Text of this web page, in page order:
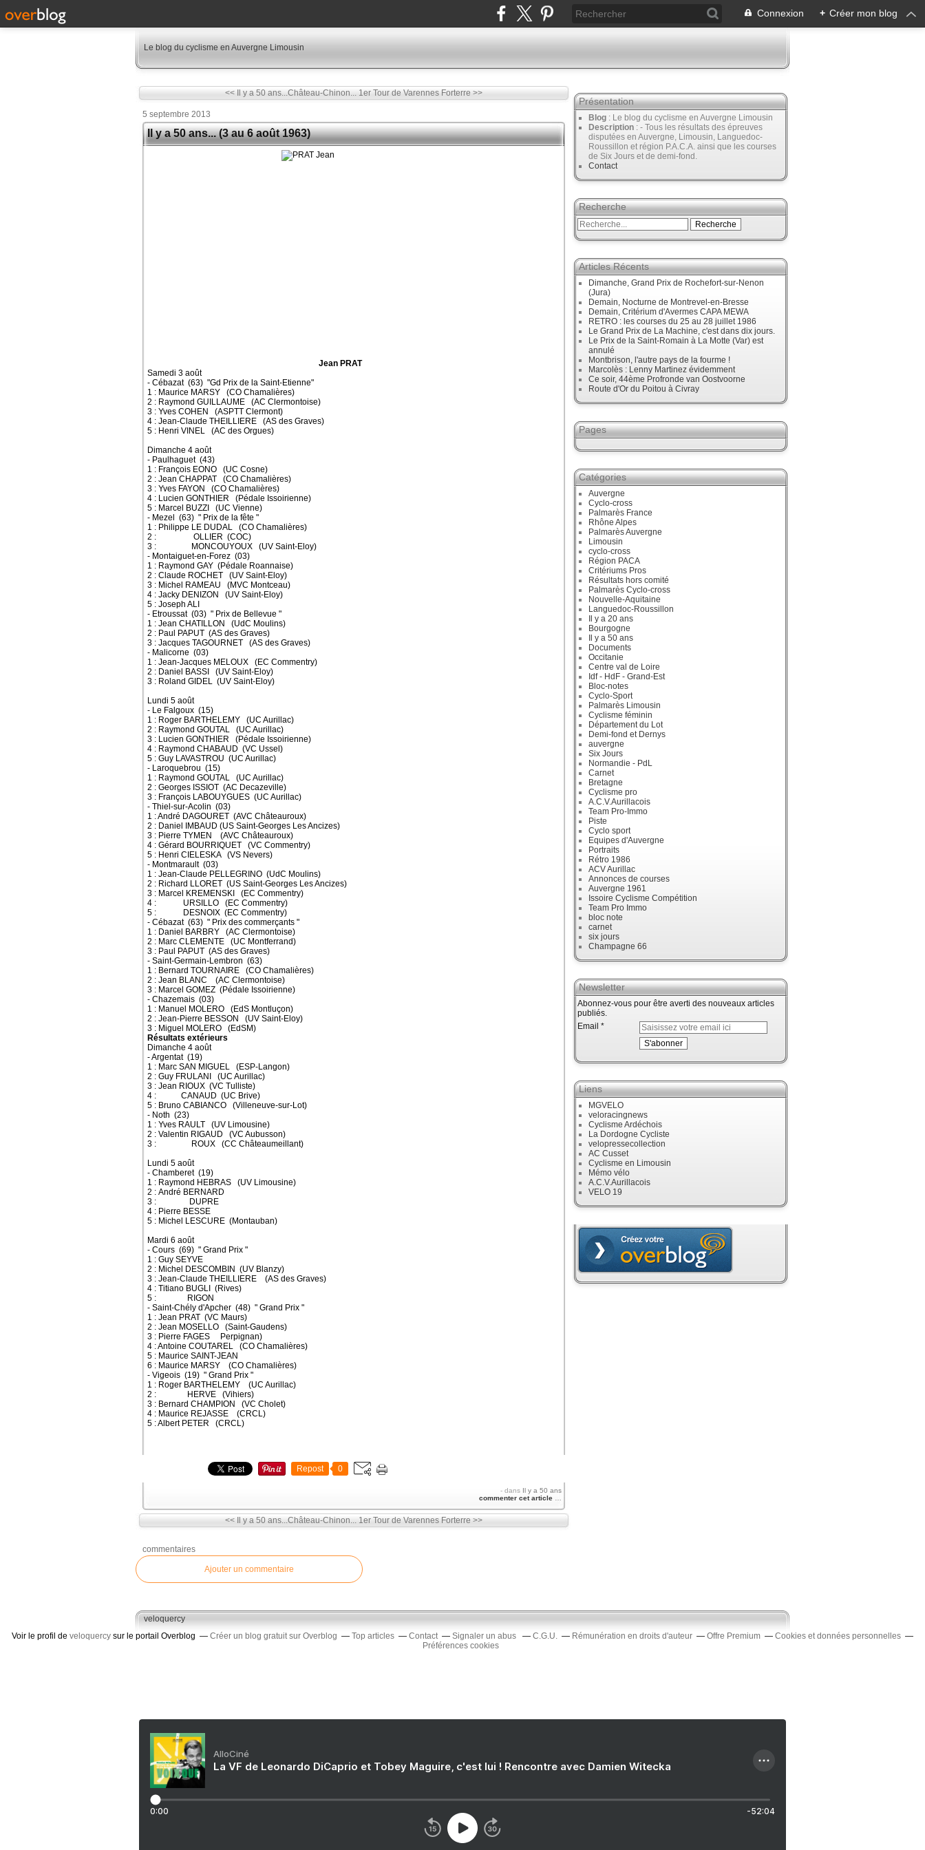
Connexion + Créer mon blog
Le blog du cyclisme en Auvergne Limousin
<< Il y a 50 ans...Château-Chinon... 1er Tour de Varennes Forterre >>
5 septembre 2013
Il y a 50 ans... (3 au 6 août 1963)
Jean PRAT
Samedi 3 août
- Cébazat (63) "Gd Prix de la Saint-Etienne"
1 : Maurice MARSY (CO Chamalières)
2 : Raymond GUILLAUME (AC Clermontoise)
3 : Yves COHEN (ASPTT Clermont)
4 : Jean-Claude THEILLIERE (AS des Graves)
5 : Henri VINEL (AC des Orgues)
Dimanche 4 août
- Paulhaguet (43)
1 : François EONO (UC Cosne)
2 : Jean CHAPPAT (CO Chamalières)
3 : Yves FAYON (CO Chamalières)
4 : Lucien GONTHIER (Pédale Issoirienne)
5 : Marcel BUZZI (UC Vienne)
- Mezel (63) " Prix de la fête "
1 : Philippe LE DUDAL (CO Chamalières)
2 : OLLIER (COC)
3 : MONCOUYOUX (UV Saint-Eloy)
- Montaiguet-en-Forez (03)
1 : Raymond GAY (Pédale Roannaise)
2 : Claude ROCHET (UV Saint-Eloy)
3 : Michel RAMEAU (MVC Montceau)
4 : Jacky DENIZON (UV Saint-Eloy)
5 : Joseph ALI
- Etroussat (03) " Prix de Bellevue "
1 : Jean CHATILLON (UdC Moulins)
2 : Paul PAPUT (AS des Graves)
3 : Jacques TAGOURNET (AS des Graves)
- Malicorne (03)
1 : Jean-Jacques MELOUX (EC Commentry)
2 : Daniel BASSI (UV Saint-Eloy)
3 : Roland GIDEL (UV Saint-Eloy)
Lundi 5 août
- Le Falgoux (15)
1 : Roger BARTHELEMY (UC Aurillac)
2 : Raymond GOUTAL (UC Aurillac)
3 : Lucien GONTHIER (Pédale Issoirienne)
4 : Raymond CHABAUD (VC Ussel)
5 : Guy LAVASTROU (UC Aurillac)
- Laroquebrou (15)
1 : Raymond GOUTAL (UC Aurillac)
2 : Georges ISSIOT (AC Decazeville)
3 : François LABOUYGUES (UC Aurillac)
- Thiel-sur-Acolin (03)
1 : André DAGOURET (AVC Châteauroux)
2 : Daniel IMBAUD (US Saint-Georges Les Ancizes)
3 : Pierre TYMEN (AVC Châteauroux)
4 : Gérard BOURRIQUET (VC Commentry)
5 : Henri CIELESKA (VS Nevers)
- Montmarault (03)
1 : Jean-Claude PELLEGRINO (UdC Moulins)
2 : Richard LLORET (US Saint-Georges Les Ancizes)
3 : Marcel KREMENSKI (EC Commentry)
4 : URSILLO (EC Commentry)
5 : DESNOIX (EC Commentry)
- Cébazat (63) " Prix des commerçants "
1 : Daniel BARBRY (AC Clermontoise)
2 : Marc CLEMENTE (UC Montferrand)
3 : Paul PAPUT (AS des Graves)
- Saint-Germain-Lembron (63)
1 : Bernard TOURNAIRE (CO Chamalières)
2 : Jean BLANC (AC Clermontoise)
3 : Marcel GOMEZ (Pédale Issoirienne)
- Chazemais (03)
1 : Manuel MOLERO (EdS Montluçon)
2 : Jean-Pierre BESSON (UV Saint-Eloy)
3 : Miguel MOLERO (EdSM)
Résultats extérieurs
Dimanche 4 août
- Argentat (19)
1 : Marc SAN MIGUEL (ESP-Langon)
2 : Guy FRULANI (UC Aurillac)
3 : Jean RIOUX (VC Tulliste)
4 : CANAUD (UC Brive)
5 : Bruno CABIANCO (Villeneuve-sur-Lot)
- Noth (23)
1 : Yves RAULT (UV Limousine)
2 : Valentin RIGAUD (VC Aubusson)
3 : ROUX (CC Châteaumeillant)
Lundi 5 août
- Chamberet (19)
1 : Raymond HEBRAS (UV Limousine)
2 : André BERNARD
3 : DUPRE
4 : Pierre BESSE
5 : Michel LESCURE (Montauban)
Mardi 6 août
- Cours (69) " Grand Prix "
1 : Guy SEYVE
2 : Michel DESCOMBIN (UV Blanzy)
3 : Jean-Claude THEILLIERE (AS des Graves)
4 : Titiano BUGLI (Rives)
5 : RIGON
- Saint-Chély d'Apcher (48) " Grand Prix "
1 : Jean PRAT (VC Maurs)
2 : Jean MOSELLO (Saint-Gaudens)
3 : Pierre FAGES Perpignan)
4 : Antoine COUTAREL (CO Chamalières)
5 : Maurice SAINT-JEAN
6 : Maurice MARSY (CO Chamalières)
- Vigeois (19) " Grand Prix "
1 : Roger BARTHELEMY (UC Aurillac)
2 : HERVE (Vihiers)
3 : Bernard CHAMPION (VC Cholet)
4 : Maurice REJASSE (CRCL)
5 : Albert PETER (CRCL)
Repost 0
- dans Il y a 50 ans
commenter cet article
<< Il y a 50 ans...Château-Chinon... 1er Tour de Varennes Forterre >>
commentaires
Ajouter un commentaire
Présentation
Blog : Le blog du cyclisme en Auvergne Limousin
Description : - Tous les résultats des épreuves
disputées en Auvergne, Limousin, Languedoc-
Roussillon et région P.A.C.A. ainsi que les courses
de Six Jours et de demi-fond.
Contact
Recherche
Articles Récents
Dimanche, Grand Prix de Rochefort-sur-Nenon
(Jura)
Demain, Nocturne de Montrevel-en-Bresse
Demain, Critérium d'Avermes CAPA MEWA
RETRO : les courses du 25 au 28 juillet 1986
Le Grand Prix de La Machine, c'est dans dix jours.
Le Prix de la Saint-Romain à La Motte (Var) est
annulé
Montbrison, l'autre pays de la fourme !
Marcolès : Lenny Martinez évidemment
Ce soir, 44ème Profronde van Oostvoorne
Route d'Or du Poitou à Civray
Pages
Catégories
Auvergne
Cyclo-cross
Palmarès France
Rhône Alpes
Palmarès Auvergne
Limousin
cyclo-cross
Région PACA
Critériums Pros
Résultats hors comité
Palmarès Cyclo-cross
Nouvelle-Aquitaine
Languedoc-Roussillon
Il y a 20 ans
Bourgogne
Il y a 50 ans
Documents
Occitanie
Centre val de Loire
Idf - HdF - Grand-Est
Bloc-notes
Cyclo-Sport
Palmarès Limousin
Cyclisme féminin
Département du Lot
Demi-fond et Dernys
auvergne
Six Jours
Normandie - PdL
Carnet
Bretagne
Cyclisme pro
A.C.V.Aurillacois
Team Pro-Immo
Piste
Cyclo sport
Equipes d'Auvergne
Portraits
Rétro 1986
ACV Aurillac
Annonces de courses
Auvergne 1961
Issoire Cyclisme Compétition
Team Pro Immo
bloc note
carnet
six jours
Champagne 66
Newsletter
Abonnez-vous pour être averti des nouveaux articles
publiés.
Email
Liens
MGVELO
veloracingnews
Cyclisme Ardéchois
La Dordogne Cycliste
velopressecollection
AC Cusset
Cyclisme en Limousin
Mémo vélo
A.C.V.Aurillacois
VELO 19
veloquercy
Voir le profil de veloquercy sur le portail Overblog Créer un blog gratuit sur Overblog Top articles Contact Signaler un abus C.G.U. Rémunération en droits d'auteur Offre Premium
Cookies et données personnelles
Préférences cookies
AlloCiné
La VF de Leonardo DiCaprio et Tobey Maguire, c'est lui ! Rencontre avec Damien Witecka
0:00 -52:04